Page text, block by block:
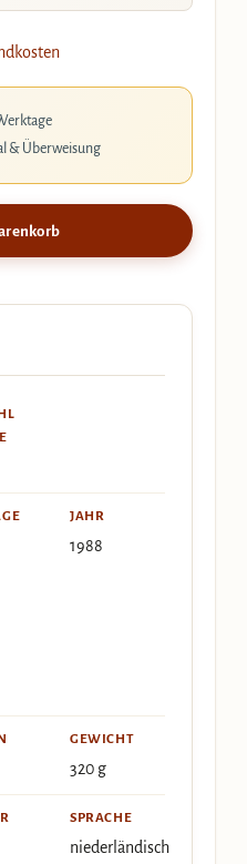
& Überweisung
JAHR
1988
GEWICHT
320 g
SPRACHE
niederländisch